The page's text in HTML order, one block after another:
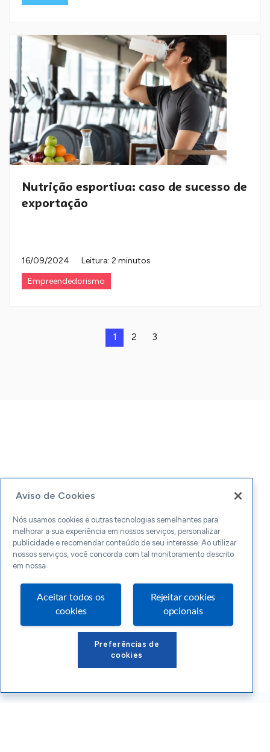
Nutrição esportiva: caso de sucesso de
exportação
16/09/2024
Leitura: 2 minutos
Empreendedorismo
1 2 3
Aviso de Cookies
Nós usamos cookies e outras tecnologias semelhantes para
melhorar a sua experiência em nossos serviços, personalizar
publicidade e recomendar conteúdo de seu interesse. Ao utilizar
nossos serviços, você concorda com tal monitoramento descrito
em nossa
Aceitar todos os
cookies
Rejeitar cookies
opcionais
Preferências de
cookies